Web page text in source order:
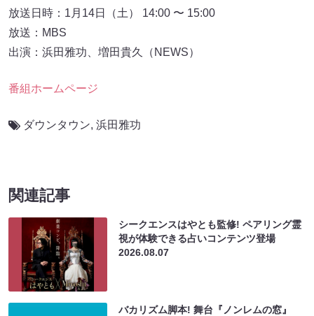
放送日時：1月14日（土） 14:00 〜 15:00
放送：MBS
出演：浜田雅功、増田貴久（NEWS）
番組ホームページ
ダウンタウン, 浜田雅功
関連記事
シークエンスはやとも監修! ペアリング霊
視が体験できる占いコンテンツ登場
2026.08.07
バカリズム脚本! 舞台『ノンレムの窓』